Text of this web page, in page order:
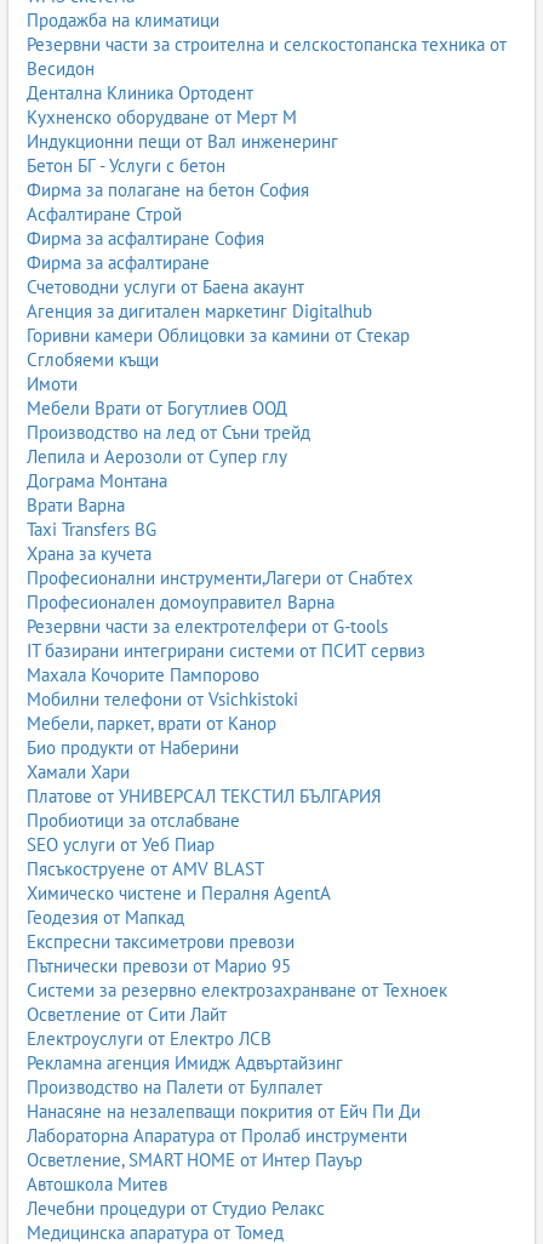
Продажба на климатици
Резервни части за строителна и селскостопанска техника от
Весидон
Дентална Клиника Ортодент
Кухненско оборудване от Мерт М
Индукционни пещи от Вал инженеринг
Бетон БГ - Услуги с бетон
Фирма за полагане на бетон София
Асфалтиране Строй
Фирма за асфалтиране София
Фирма за асфалтиране
Счетоводни услуги от Баена акаунт
Агенция за дигитален маркетинг Digitalhub
Горивни камери Облицовки за камини от Стекар
Сглобяеми къщи
Имоти
Мебели Врати от Богутлиев ООД
Производство на лед от Съни трейд
Лепила и Аерозоли от Супер глу
Дограма Монтана
Врати Варна
Taxi Transfers BG
Храна за кучета
Професионални инструменти,Лагери от Снабтех
Професионален домоуправител Варна
Резервни части за електротелфери от G-tools
IT базирани интегрирани системи от ПСИТ сервиз
Махала Кочорите Пампорово
Мобилни телефони от Vsichkistoki
Мебели, паркет, врати от Канор
Био продукти от Наберини
Хамали Хари
Платове от УНИВЕРСАЛ ТЕКСТИЛ БЪЛГАРИЯ
Пробиотици за отслабване
SEO услуги от Уеб Пиар
Пясъкоструене от AMV BLAST
Химическо чистене и Пералня AgentA
Геодезия от Мапкад
Експресни таксиметрови превози
Пътнически превози от Марио 95
Системи за резервно електрозахранване от Техноек
Осветление от Сити Лайт
Електроуслуги от Електро ЛСВ
Рекламна агенция Имидж Адвъртайзинг
Производство на Палети от Булпалет
Нанасяне на незалепващи покрития от Ейч Пи Ди
Лабораторна Апаратура от Пролаб инструменти
Осветление, SMART HOME от Интер Пауър
Автошкола Митев
Лечебни процедури от Студио Релакс
Медицинска апаратура от Томед